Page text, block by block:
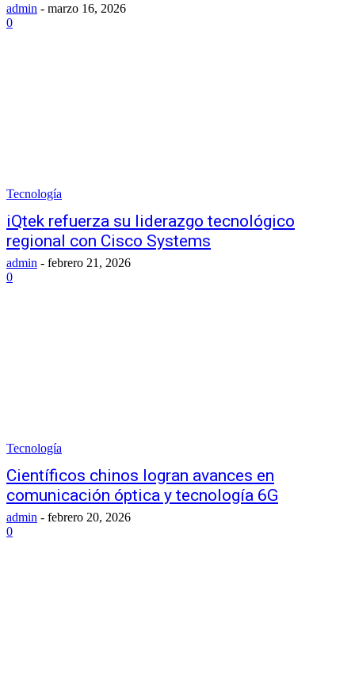
admin - marzo 16, 2026
0
Tecnología
iQtek refuerza su liderazgo tecnológico
regional con Cisco Systems
admin - febrero 21, 2026
0
Tecnología
Científicos chinos logran avances en
comunicación óptica y tecnología 6G
admin - febrero 20, 2026
0